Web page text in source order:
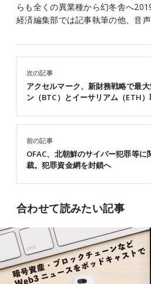
らも全くの異業種から幻冬舎へ
経済編集部では記事執筆の他、音
前の記事
OFAC、北朝鮮のサイバー犯罪等
裁。犯罪資金網を封鎖へ
次の記事
アクセルマーク、新財務戦略で最
ン（BTC）とイーサリアム（ETH
合わせて読みたい記事